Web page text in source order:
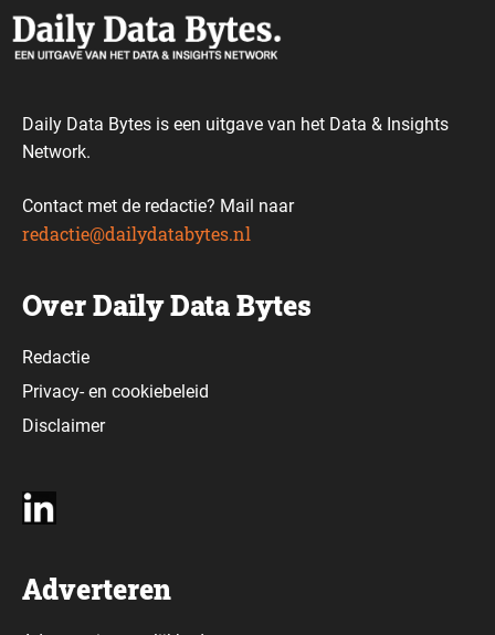
Daily Data Bytes is een uitgave van het Data & Insights
Network.
Contact met de redactie? Mail naar
redactie@dailydatabytes.nl
Over Daily Data Bytes
Redactie
Privacy-en cookiebeleid
Disclaimer
Adverteren